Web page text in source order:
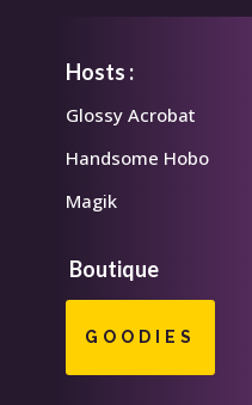
Hosts :
Glossy Acrobat
Handsome Hobo
Magik
Boutique
GOODIES